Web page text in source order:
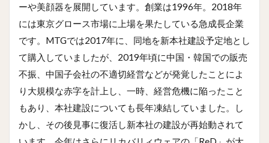
ーや美顔器を展開しています。創業は1996年。2018年
には東京グロース市場に上場を果たしている急成長企業
です。MTGでは2017年に、同地を新本社建設予定地とし
て購入していましたが、2019年頃に中国・韓国での販売
不振、中国子会社の不適切経営などが発覚したことによ
り大規模な赤字を計上し、一時、経営危機に陥ったこと
もあり、本社建設についても長年凍結していました。し
かし、その後見事に復活し新本社の建設が再始動されて